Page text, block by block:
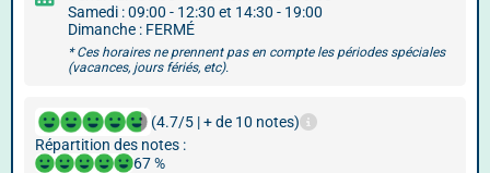
Samedi : 09:00 - 12:30 et 14:30 - 19:00
Dimanche : FERMÉ
* Ces horaires ne prennent pas en compte les périodes spéciales
(vacances, jours fériés, etc).
(4.7/5 | + de 10 notes)
Répartition des notes :
67 %